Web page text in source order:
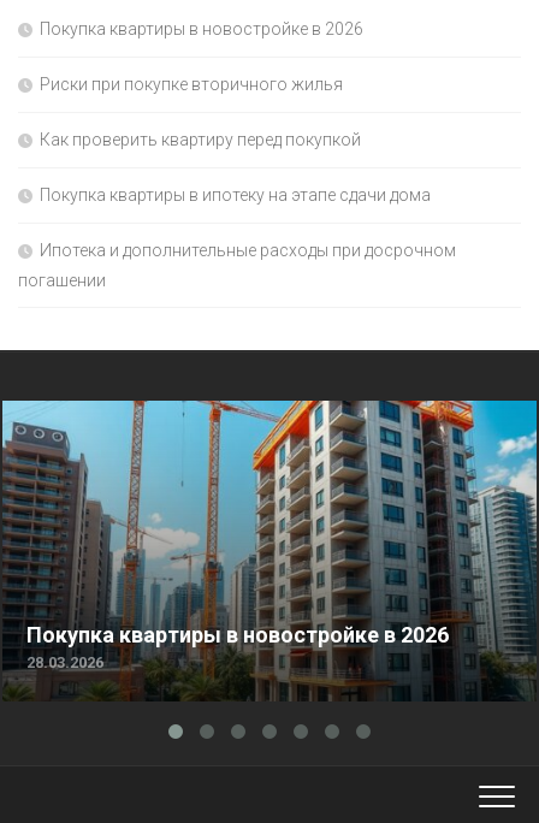
Покупка квартиры в новостройке в 2026
Риски при покупке вторичного жилья
Как проверить квартиру перед покупкой
Покупка квартиры в ипотеку на этапе сдачи дома
Ипотека и дополнительные расходы при досрочном
погашении
Покупка квартиры в новостройке в 2026
28.03.2026